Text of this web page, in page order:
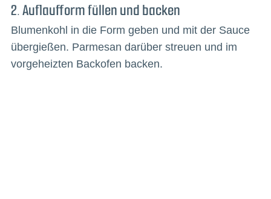
2. Auflaufform füllen und backen
Blumenkohl in die Form geben und mit der Sauce
übergießen. Parmesan darüber streuen und im
vorgeheizten Backofen backen.